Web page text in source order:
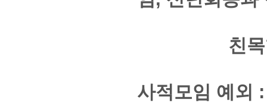
친목형성
사적모임 예외